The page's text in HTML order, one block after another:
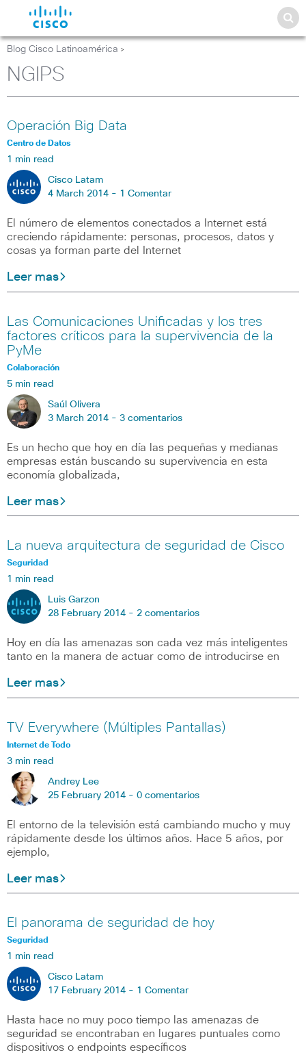
Blog Cisco Latinoamérica >
NGIPS
Operación Big Data
Centro de Datos
1 min read
Cisco Latam
4 March 2014 - 1 Comentar
El número de elementos conectados a Internet está
creciendo rápidamente: personas, procesos, datos y
cosas ya forman parte del Internet
Leer mas
Las Comunicaciones Unificadas y los tres
factores críticos para la supervivencia de la
PyMe
Colaboración
5 min read
Saúl Olivera
3 March 2014 - 3 comentarios
Es un hecho que hoy en día las pequeñas y medianas
empresas están buscando su supervivencia en esta
economía globalizada,
Leer mas
La nueva arquitectura de seguridad de Cisco
Seguridad
1 min read
Luis Garzon
28 February 2014 - 2 comentarios
Hoy en día las amenazas son cada vez más inteligentes
tanto en la manera de actuar como de introducirse en
Leer mas
TV Everywhere (Múltiples Pantallas)
Internet de Todo
3 min read
Andrey Lee
25 February 2014 - 0 comentarios
El entorno de la televisión está cambiando mucho y muy
rápidamente desde los últimos años. Hace 5 años, por
ejemplo,
Leer mas
El panorama de seguridad de hoy
Seguridad
1 min read
Cisco Latam
17 February 2014 - 1 Comentar
Hasta hace no muy poco tiempo las amenazas de
seguridad se encontraban en lugares puntuales como
dispositivos o endpoints específicos